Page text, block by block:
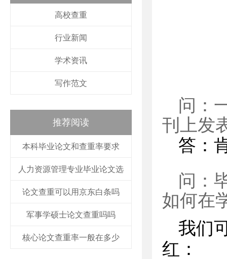
高校查重
行业新闻
学术资讯
写作范文
推荐阅读
本科毕业论文和查重率要求
人力资源管理专业毕业论文选
论文查重可以用京东白条吗
军事学硕士论文查重吗吗
核心论文查重率一般在多少
问：
刊上发
答：
问：
如何在
我们
红：